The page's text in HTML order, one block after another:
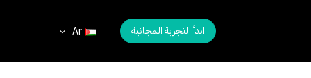
ابدأ التجربة المجانية Ar